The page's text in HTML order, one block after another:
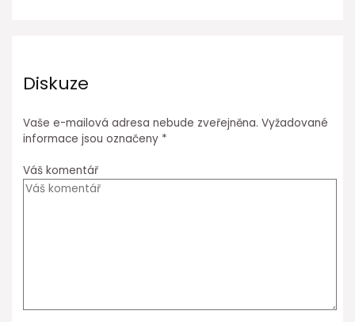
Diskuze
Vaše e-mailová adresa nebude zveřejněna. Vyžadované
informace jsou označeny *
Váš komentář